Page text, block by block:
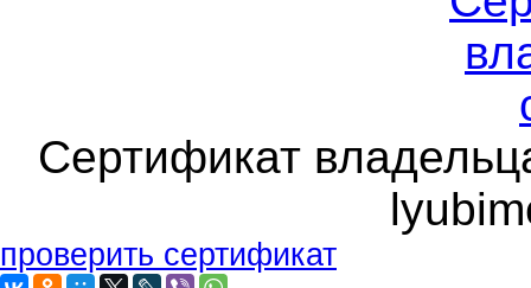
Сертификат
проверить сертификат